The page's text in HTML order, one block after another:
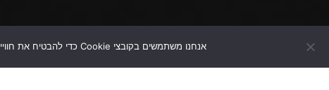
אנחנו משתמשים בקובצי Cookie כדי להבטיח את חוויית הגלישה הטובה ביותר באתרנו. המשך שימוש באתר ייחשב כהסכמה לשימוש בקובצי Cookie.